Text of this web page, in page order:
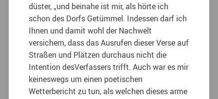
düster, „und beinahe ist mir, als hörte ich
schon des Dorfs Getümmel. Indessen darf ich
Ihnen und damit wohl der Nachwelt
versichern, dass das Ausrufen dieser Verse auf
Straßen und Plätzen durchaus nicht die
Intention desVerfassers trifft. Auch war es mir
keineswegs um einen poetischen
Wetterbericht zu tun, als welchen dieses arme